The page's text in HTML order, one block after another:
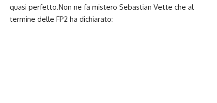
quasi perfetto.Non ne fa mistero Sebastian Vette che al
termine delle FP2 ha dichiarato: